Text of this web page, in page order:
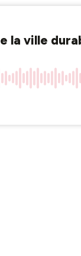
la ville